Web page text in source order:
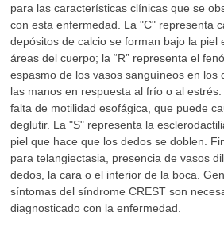
para las características clínicas que se
con esta enfermedad. La "C" representa
depósitos de calcio se forman bajo la piel
áreas del cuerpo; la “R” representa el
espasmo de los vasos sanguíneos en los
las manos en respuesta al frío o al
falta de motilidad esofágica, que puede
deglutir. La "S" representa la
piel que hace que los dedos se doblen.
para telangiectasia, presencia de vasos
dedos, la cara o el interior de la boca.
síntomas del síndrome CREST son
diagnosticado con la enfermedad.